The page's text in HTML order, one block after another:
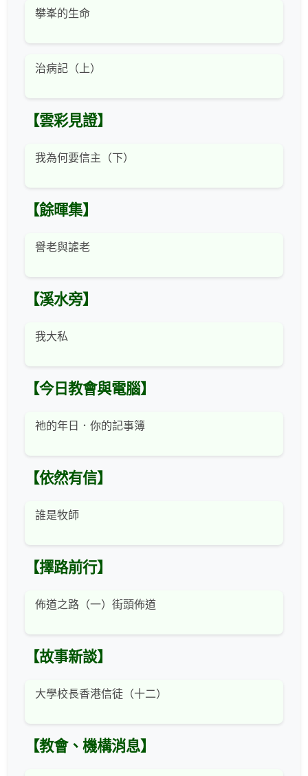
攀峯的生命
治病記（上）
【雲彩見證】
我為何要信主（下）
【餘暉集】
譽老與謔老
【溪水旁】
我大私
【今日教會與電腦】
祂的年日．你的記事簿
【依然有信】
誰是牧師
【擇路前行】
佈道之路（一）街頭佈道
【故事新談】
大學校長香港信徒（十二）
【教會、機構消息】